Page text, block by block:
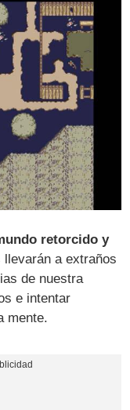
retorcido y
llevarán a extraños
de nuestra
e intentar
mente.